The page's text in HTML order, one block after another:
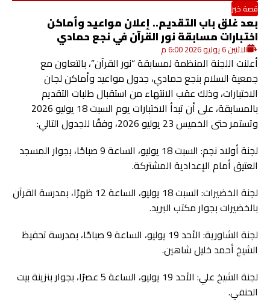
قصة خبر
بعد غلق باب التقديم.. إعلان مواعيد وأماكن
اختبارات مسابقة نور القرآن في نجع حمادي
الاثنين 6 يوليو 2026 6:00 م
أعلنت اللجنة المنظمة لمسابقة “نور القرآن”، بالتعاون مع
جمعية السلام بنجع حمادي، جدول مواعيد وأماكن لجان
الاختبارات، وذلك عقب الانتهاء من استقبال طلبات التقديم
بالمسابقة، على أن تبدأ الاختبارات يوم السبت 18 يوليو 2026
وتستمر حتى الخميس 23 يوليو 2026، وفقًا للجدول التالي:
لجنة أولاد نجم: السبت 18 يوليو، الساعة 9 صباحًا، بجوار المسجد
العتيق أمام الإعدادية المشتركة.
لجنة الخضيرات: السبت 18 يوليو، الساعة 12 ظهرًا، بمدرسة القرآن
بالخضيرات بجوار مكتب البريد.
لجنة الشاورية: الأحد 19 يوليو، الساعة 9 صباحًا، بمدرسة تحفيظ
الشيخ أحمد خليل شاهين.
لجنة الشيخ علي: الأحد 19 يوليو، الساعة 5 عصرًا، بجوار بنزينة بيت
الحنفي.